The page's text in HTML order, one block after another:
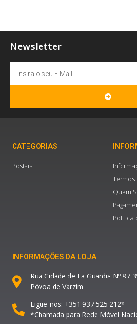
Newsletter
CATEGORIAS
Postais
Termos
Quem
Política
INFORMAÇÕES DA LOJA
Rua Cidade de La Guardia Nº 87
Póvoa de Varzim
Ligue-nos: +351 937 525 212*
*Chamada para Rede Móvel